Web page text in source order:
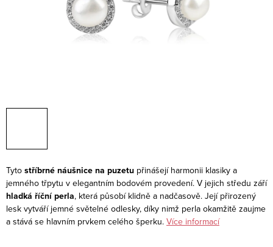
Tyto stříbrné náušnice na puzetu přinášejí harmonii klasiky a
jemného třpytu v elegantním bodovém provedení. V jejich středu září
hladká říční perla, která působí klidně a nadčasově. Její přirozený
lesk vytváří jemné světelné odlesky, díky nimž perla okamžitě zaujme
a stává se hlavním prvkem celého šperku. Více informací